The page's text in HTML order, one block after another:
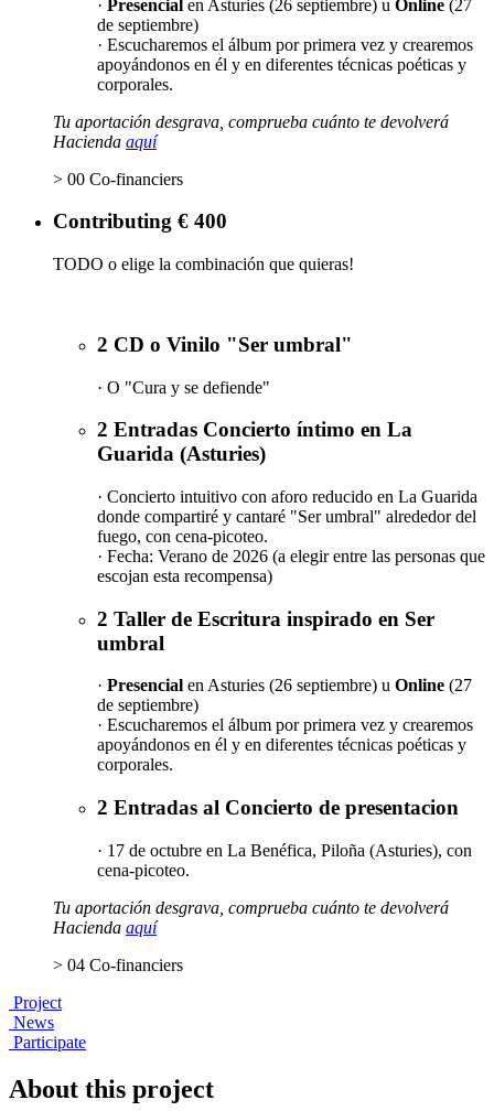
· Presencial en Asturies (26 septiembre) u Online (27
de septiembre)
· Escucharemos el álbum por primera vez y crearemos
apoyándonos en él y en diferentes técnicas poéticas y
corporales.
Tu aportación desgrava, comprueba cuánto te devolverá
Hacienda aquí
> 00 Co-financiers
Contributing € 400
TODO o elige la combinación que quieras!
2 CD o Vinilo "Ser umbral"
· O "Cura y se defiende"
2 Entradas Concierto íntimo en La
Guarida (Asturies)
· Concierto intuitivo con aforo reducido en La Guarida
donde compartiré y cantaré "Ser umbral" alrededor del
fuego, con cena-picoteo.
· Fecha: Verano de 2026 (a elegir entre las personas que
escojan esta recompensa)
2 Taller de Escritura inspirado en Ser
umbral
· Presencial en Asturies (26 septiembre) u Online (27
de septiembre)
· Escucharemos el álbum por primera vez y crearemos
apoyándonos en él y en diferentes técnicas poéticas y
corporales.
2 Entradas al Concierto de presentacion
· 17 de octubre en La Benéfica, Piloña (Asturies), con
cena-picoteo.
Tu aportación desgrava, comprueba cuánto te devolverá
Hacienda aquí
> 04 Co-financiers
Project
News
Participate
About this project